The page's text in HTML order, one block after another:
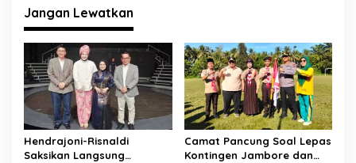
g
a
s
i
p
o
s
Jangan Lewatkan
Hendrajoni-Risnaldi
Saksikan Langsung
Camat Pancung Soal Lepas
Kontingen Jambore dan